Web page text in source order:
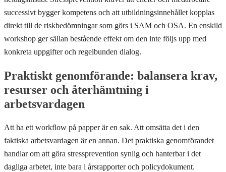
successivt bygger kompetens och att utbildningsinnehållet kopplas
direkt till de riskbedömningar som görs i SAM och OSA. En enskild
workshop ger sällan bestående effekt om den inte följs upp med
konkreta uppgifter och regelbunden dialog.
Praktiskt genomförande: balansera krav,
resurser och återhämtning i
arbetsvardagen
Att ha ett workflow på papper är en sak. Att omsätta det i den
faktiska arbetsvardagen är en annan. Det praktiska genomförandet
handlar om att göra stressprevention synlig och hanterbar i det
dagliga arbetet, inte bara i årsrapporter och policydokument.